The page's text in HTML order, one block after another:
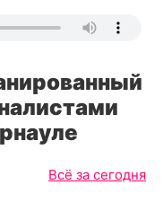
Всё за сегодня